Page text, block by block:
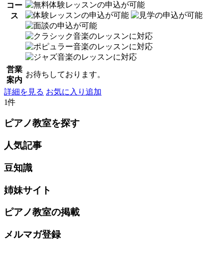
コー
ス
営業
案内
お待ちしております。
詳細を見る お気に入り追加
1件
ピアノ教室を探す
人気記事
豆知識
姉妹サイト
ピアノ教室の掲載
メルマガ登録